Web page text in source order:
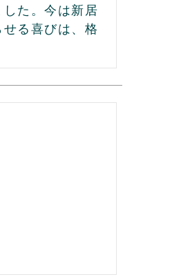
た。今は新居
る喜びは、格